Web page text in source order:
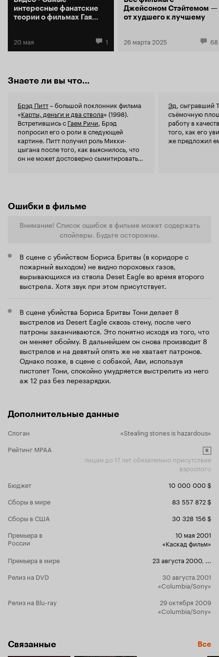
не спасает фильм. Фильм не смотрится так, как,
например, его первый удачный фильм на эту
тему - Карты, деньги, два ствола. Что мы
ожидал. Это самый настоящий римейк
культовой криминальной комедии этого же
Это уже хуже, увы.
раньше
«
смех!
иДжейсон
очень
замечательно. Как итог: фильм ни в
нельзя
интересные фанатские
теории о фильмах Гая
20 мая 1
Джейсоном Стэйтемом —
от худшего к лучшему
26 марта 2025 68
Знаете ли вы что...
Брэд Питт– большой поклонник фильма
«Карты, деньги и два ствола» (1998).
Встретившись с Гаем Ричи , Брэд
попросил его о роли в следующей
картине. Питт получил роль Микки-
цыгана после того, как выяснилось, что
он не может достоверно сымитировать
Эд , сыгравший
съёмочную
работу в
того, как его
же предложил
Ошибки в фильме
Внимание! Список ошибок в фильме может содержать
спойлеры. Будьте осторожны.
В сцене с убийством Бориса Бритвы (в коридоре с
пожарный выходом) не видно пороховых газов,
вырывающихся из ствола Deset Eagle во время второго
выстрела. Хотя звук при этом присутствует.
В сцене убийства Бориса Бритвы Тони делает 8
выстрелов из Desert Eagle сквозь стену, после чего
патроны заканчиваются. Это понятно исходя из того, что
он меняет обойму. В дальнейшем он снова производит 8
выстрелов и на девятый опять же не хватает патронов.
Однако позже, в сцене с собакой, Ави, используя
пистолет Тони, спокойно умудряется выстрелить из него
аж 12 раз без перезарядки.
Дополнительные данные
Слоган
«Stealing stones is hazardous»
Рейтинг MPAA
R
лицам до 17 лет обязательно присутствие
взрослого
Бюджет
10 000 000 $
Сборы в мире
83 557 872 $
Сборы в США
30 328 156 $
Премьера в
России
10 мая 2001
«Каскад фильм»
Премьера в мире
23 августа 2000,
Релиз на DVD
30 августа 2001
«Columbia/Sony»
Релиз на Blu-ray
29 октября 2009
«Columbia/Sony»
Связанные Все